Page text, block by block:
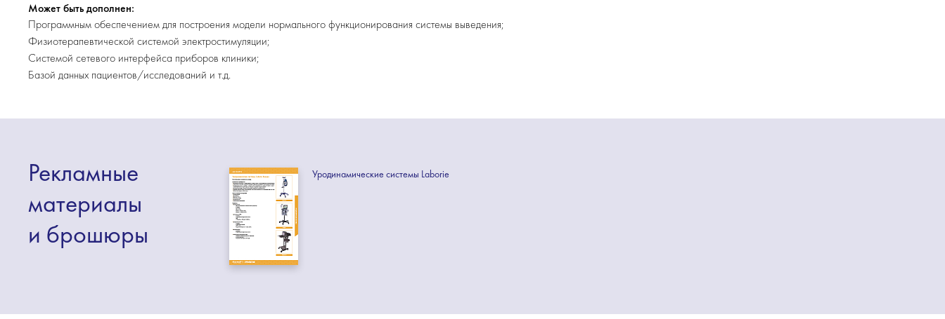
Может быть дополнен:
Программным обеспечением для построения модели нормального функционирования системы выведения;
Физиотерапевтической системой электростимуляции;
Системой сетевого интерфейса приборов клиники;
Базой данных пациентов/исследований и т.д.
Рекламные
материалы
и брошюры
Уродинамические системы Laborie